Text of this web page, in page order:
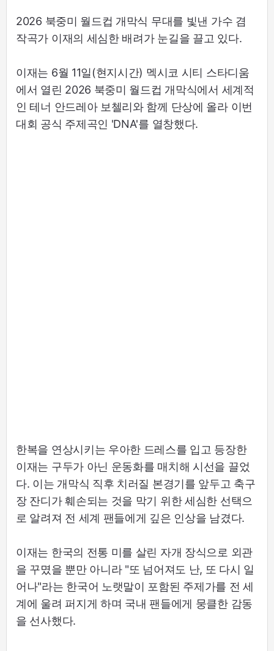
2026 북중미 월드컵 개막식 무대를 빛낸 가수 겸
작곡가 이재의 세심한 배려가 눈길을 끌고 있다.
이재는 6월 11일(현지시간) 멕시코 시티 스타디움
에서 열린 2026 북중미 월드컵 개막식에서 세계적
인 테너 안드레아 보첼리와 함께 단상에 올라 이번
대회 공식 주제곡인 'DNA'를 열창했다.
한복을 연상시키는 우아한 드레스를 입고 등장한
이재는 구두가 아닌 운동화를 매치해 시선을 끌었
다. 이는 개막식 직후 치러질 본경기를 앞두고 축구
장 잔디가 훼손되는 것을 막기 위한 세심한 선택으
로 알려져 전 세계 팬들에게 깊은 인상을 남겼다.
이재는 한국의 전통 미를 살린 자개 장식으로 외관
을 꾸몄을 뿐만 아니라 "또 넘어져도 난, 또 다시 일
어나"라는 한국어 노랫말이 포함된 주제가를 전 세
계에 울려 퍼지게 하며 국내 팬들에게 뭉클한 감동
을 선사했다.